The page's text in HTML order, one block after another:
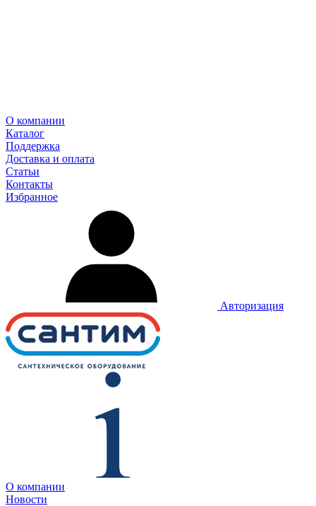
О компании
Каталог
Поддержка
Доставка и оплата
Статьи
Контакты
Избранное
Авторизация
О компании
Новости